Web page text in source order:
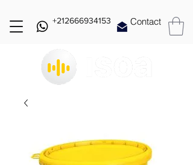
Contact
+212666934153